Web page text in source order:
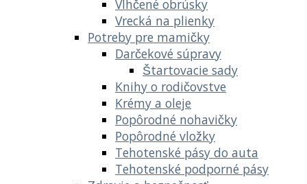
Vlhčené obrúsky
Vrecká na plienky
Potreby pre mamičky
Darčekové súpravy
Štartovacie sady
Knihy o rodičovstve
Krémy a oleje
Popôrodné nohavičky
Popôrodné vložky
Tehotenské pásy do auta
Tehotenské podporné pásy